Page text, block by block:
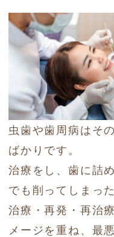
虫歯や歯周病はそ
ばかりです。
治療をし、歯に詰
でも削ってしまっ
治療・再発・再治
メージを重ね、最